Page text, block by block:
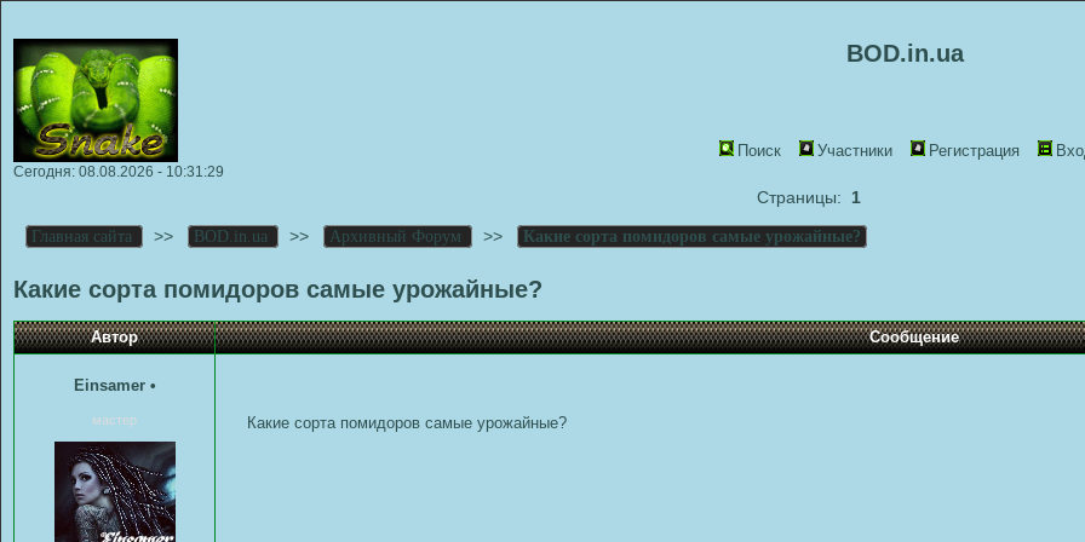
BOD.in.ua
Поиск Участники Регистрация
Сегодня: 08.08.2026 - 10:31:29
Страницы: 1
Главная сайта >> BOD.in.ua >> Архивный Форум >> Какие сорта помидоров самые урожайные?
Какие сорта помидоров самые урожайные?
Автор Сообщение
Einsamer •
мастер Какие сорта помидоров самые урожайные?